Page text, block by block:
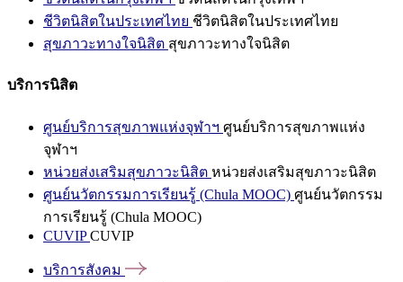
ชีวิตนิสิตในประเทศไทย ชีวิตนิสิตในประเทศไทย
สุขภาวะทางใจนิสิต สุขภาวะทางใจนิสิต
บริการนิสิต
ศูนย์บริการสุขภาพแห่งจุฬาฯ ศูนย์บริการสุขภาพแห่ง
จุฬาฯ
หน่วยส่งเสริมสุขภาวะนิสิต หน่วยส่งเสริมสุขภาวะนิสิต
ศูนย์นวัตกรรมการเรียนรู้ (Chula MOOC) ศูนย์นวัตกรรม
การเรียนรู้ (Chula MOOC)
CUVIPCUVIP
บริการสังคม